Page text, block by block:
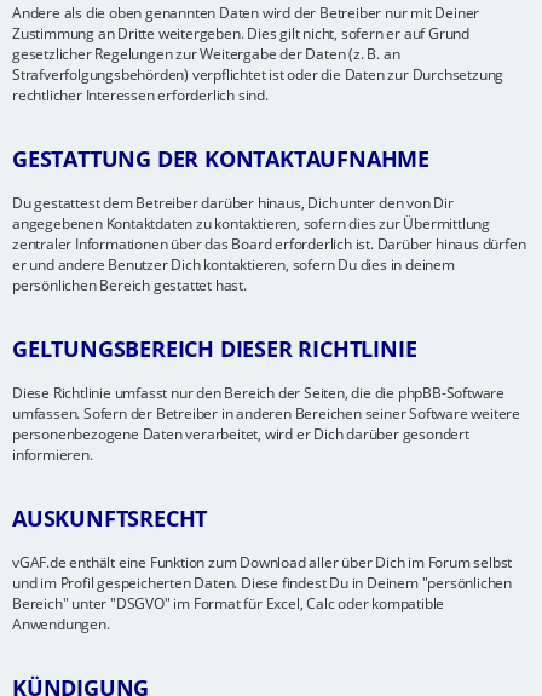
Andere als die oben genannten Daten wird der Betreiber nur mit Deiner
Zustimmung an Dritte weitergeben. Dies gilt nicht, sofern er auf Grund
gesetzlicher Regelungen zur Weitergabe der Daten (z. B. an
Strafverfolgungsbehörden) verpflichtet ist oder die Daten zur Durchsetzung
rechtlicher Interessen erforderlich sind.
GESTATTUNG DER KONTAKTAUFNAHME
Du gestattest dem Betreiber darüber hinaus, Dich unter den von Dir
angegebenen Kontaktdaten zu kontaktieren, sofern dies zur Übermittlung
zentraler Informationen über das Board erforderlich ist. Darüber hinaus dürfen
er und andere Benutzer Dich kontaktieren, sofern Du dies in deinem
persönlichen Bereich gestattet hast.
GELTUNGSBEREICH DIESER RICHTLINIE
Diese Richtlinie umfasst nur den Bereich der Seiten, die die phpBB-Software
umfassen. Sofern der Betreiber in anderen Bereichen seiner Software weitere
personenbezogene Daten verarbeitet, wird er Dich darüber gesondert
informieren.
AUSKUNFTSRECHT
vGAF.de enthält eine Funktion zum Download aller über Dich im Forum selbst
und im Profil gespeicherten Daten. Diese findest Du in Deinem "persönlichen
Bereich" unter "DSGVO" im Format für Excel, Calc oder kompatible
Anwendungen.
KÜNDIGUNG